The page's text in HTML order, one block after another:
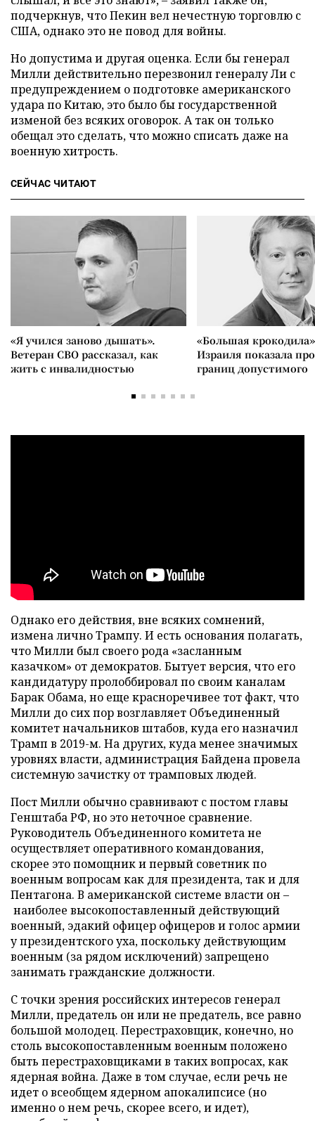
подчеркнув, что Пекин вел нечестную торговлю с
США, однако это не повод для войны.
Но допустима и другая оценка. Если бы генерал
Милли действительно перезвонил генералу Ли с
предупреждением о подготовке американского
удара по Китаю, это было бы государственной
изменой без всяких оговорок. А так он только
обещал это сделать, что можно списать даже на
военную хитрость.
СЕЙЧАС ЧИТАЮТ
«Я учился заново дышать».
Ветеран СВО рассказал, как
жить с инвалидностью
«Большая
Израиля показала
границ допустимого
Однако его действия, вне всяких сомнений,
измена лично Трампу. И есть основания полагать,
что Милли был своего рода «засланным
казачком» от демократов. Бытует версия, что его
кандидатуру пролоббировал по своим каналам
Барак Обама, но еще красноречивее тот факт, что
Милли до сих пор возглавляет Объединенный
комитет начальников штабов, куда его назначил
Трамп в 2019-м. На других, куда менее значимых
уровнях власти, администрация Байдена провела
системную зачистку от трамповых людей.
Пост Милли обычно сравнивают с постом главы
Генштаба РФ, но это неточное сравнение.
Руководитель Объединенного комитета не
осуществляет оперативного командования,
скорее это помощник и первый советник по
военным вопросам как для президента, так и для
Пентагона. В американской системе власти он –
наиболее высокопоставленный действующий
военный, эдакий офицер офицеров и голос армии
у президентского уха, поскольку действующим
военным (за рядом исключений) запрещено
занимать гражданские должности.
С точки зрения российских интересов генерал
Милли, предатель он или не предатель, все равно
большой молодец. Перестраховщик, конечно, но
столь высокопоставленным военным положено
быть перестраховщиками в таких вопросах, как
ядерная война. Даже в том случае, если речь не
идет о всеобщем ядерном апокалипсисе (но
именно о нем речь, скорее всего, и идет),